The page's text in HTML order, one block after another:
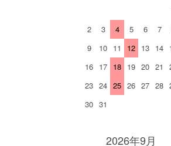
2
3 4 5 6 7
9
10 11 12 13 14
16 17 18 19 20 21
23 24 25 26 27 28
30 31
2026年9月